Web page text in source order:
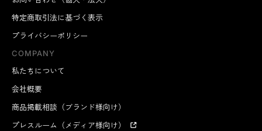
特定商取引法に基づく表示
プライバシーポリシー
COMPANY
私たちについて
会社概要
商品掲載相談（ブランド様向け）
プレスルーム（メディア様向け）